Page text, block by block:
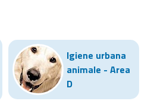
Igiene urbana
animale - Area
D